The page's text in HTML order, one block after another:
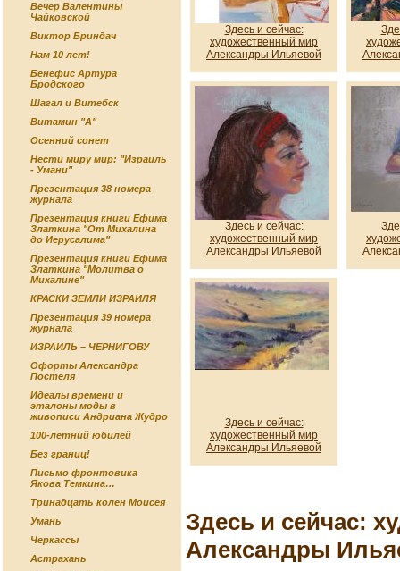
Вечер Валентины
Чайковской
Виктор Бриндач
Нам 10 лет!
Бенефис Артура
Бродского
Шагал и Витебск
Витамин "А"
Осенний сонет
Нести миру мир: "Израиль
- Умани"
Презентация 38 номера
журнала
Презентация книги Ефима
Златкина "От Михалина
до Иерусалима"
Презентация книги Ефима
Златкина "Молитва о
Михалине"
КРАСКИ ЗЕМЛИ ИЗРАИЛЯ
Презентация 39 номера
журнала
ИЗРАИЛЬ – ЧЕРНИГОВУ
Офорты Александра
Постеля
Идеалы времени и
эталоны моды в
живописи Андриана Жудро
100-летний юбилей
Без границ!
Письмо фронтовика
Якова Темкина…
Тринадцать колен Моисея
Умань
Черкассы
Астрахань
Здесь и сейчас:
художественный мир
Александры Ильяевой
Здесь и сейчас:
художественный мир
Александры Ильяевой
Здесь и сейчас:
художественный мир
Александры Ильяевой
Здесь и сейчас:
Александры